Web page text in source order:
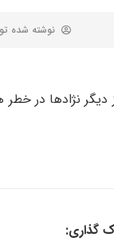
نوشته شده
نژادها در خطر
گذاری: